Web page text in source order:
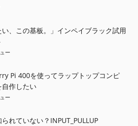
い、この基板。」インペイブラック試用
ー
Pi 400を使ってラップトップコンピ
自作したい
ー
れていない？INPUT_PULLUP